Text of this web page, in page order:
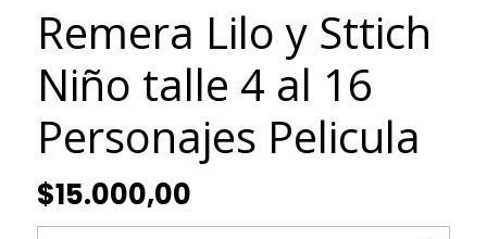
Remera Lilo y Sttich
Niño talle 4 al 16
Personajes Pelicula
$15.000,00